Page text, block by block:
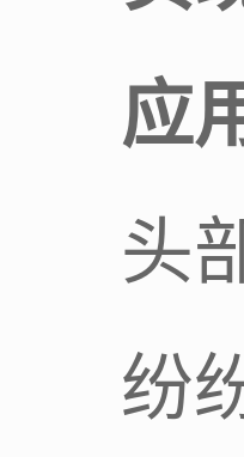
应
头
纷